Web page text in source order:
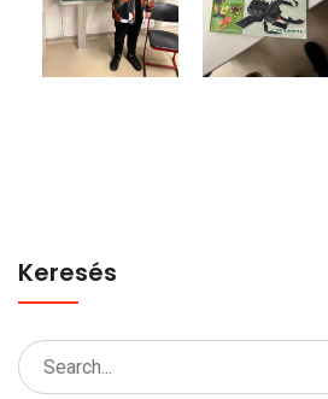
Keresés
Search
for: